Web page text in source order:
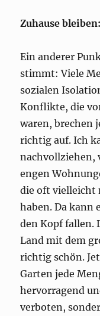
Zuhause bleiben:
Ein anderer
stimmt: Viele
sozialen
Konflikte, die
waren, brechen
richtig auf. Ich
nachvollziehen,
engen
die oft vielleicht
haben. Da kann
den Kopf fallen.
Land mit dem
richtig schön.
Garten jede
hervorragend
verboten,